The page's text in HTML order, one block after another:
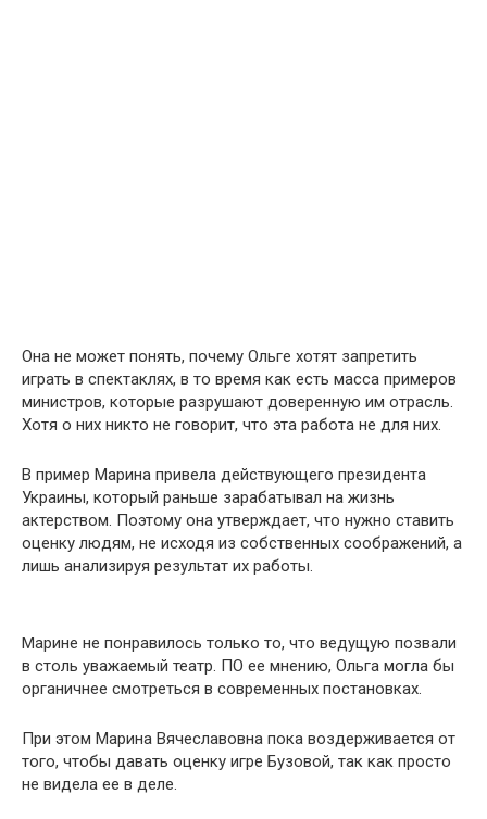
Она не может понять, почему Ольге хотят запретить
играть в спектаклях, в то время как есть масса примеров
министров, которые разрушают доверенную им отрасль.
Хотя о них никто не говорит, что эта работа не для них.
В пример Марина привела действующего президента
Украины, который раньше зарабатывал на жизнь
актерством. Поэтому она утверждает, что нужно ставить
оценку людям, не исходя из собственных соображений, а
лишь анализируя результат их работы.
Марине не понравилось только то, что ведущую позвали
в столь уважаемый театр. ПО ее мнению, Ольга могла бы
органичнее смотреться в современных постановках.
При этом Марина Вячеславовна пока воздерживается от
того, чтобы давать оценку игре Бузовой, так как просто
не видела ее в деле.